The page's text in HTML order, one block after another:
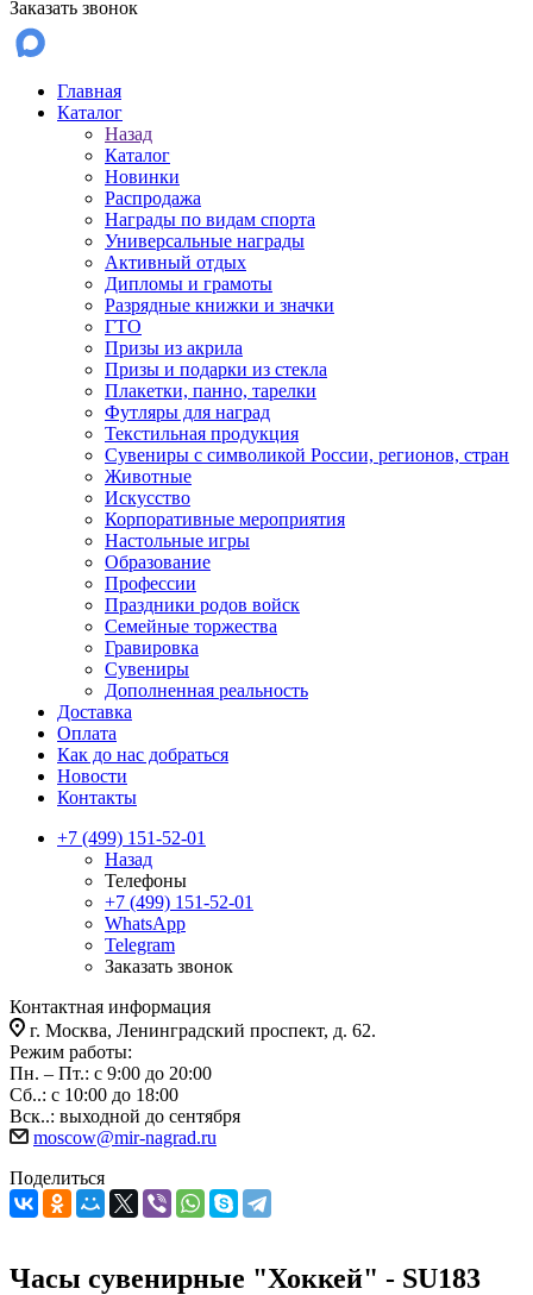
Заказать звонок
Главная
Каталог
Назад
Каталог
Новинки
Распродажа
Награды по видам спорта
Универсальные награды
Активный отдых
Дипломы и грамоты
Разрядные книжки и значки
ГТО
Призы из акрила
Призы и подарки из стекла
Плакетки, панно, тарелки
Футляры для наград
Текстильная продукция
Сувениры с символикой России, регионов, стран
Животные
Искусство
Корпоративные мероприятия
Настольные игры
Образование
Профессии
Праздники родов войск
Семейные торжества
Гравировка
Сувениры
Дополненная реальность
Доставка
Оплата
Как до нас добраться
Новости
Контакты
+7 (499) 151-52-01
Назад
Телефоны
+7 (499) 151-52-01
WhatsApp
Telegram
Заказать звонок
Контактная информация
г. Москва, Ленинградский проспект, д. 62.
Режим работы:
Пн. – Пт.: с 9:00 до 20:00
Сб..: с 10:00 до 18:00
Вск..: выходной до сентября
moscow@mir-nagrad.ru
Поделиться
Часы сувенирные "Хоккей" - SU183